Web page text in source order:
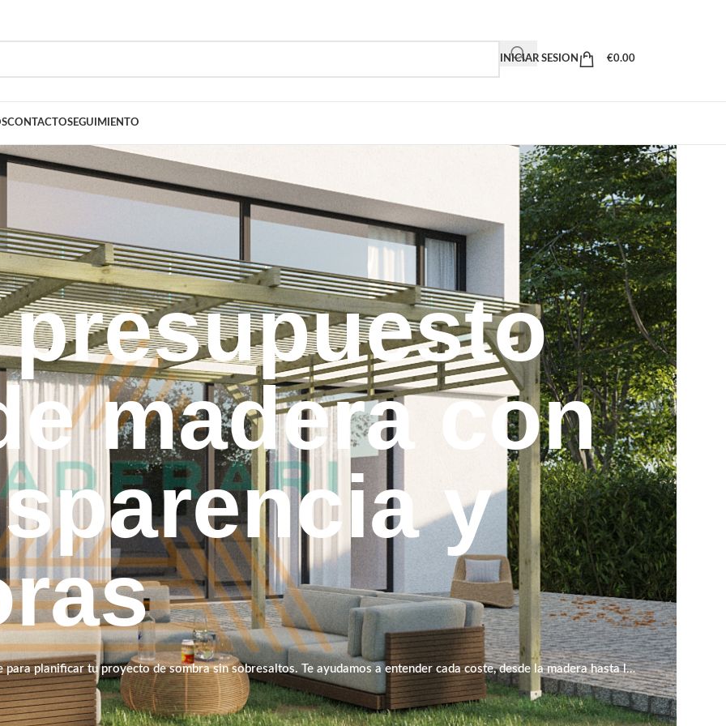
INICIAR SESION €0.00
CONTACTOSEGUIMIENTO
madera con
y
planificar tu proyecto de sombra sin sobresaltos. Te ayudamos a entender cada coste, desde la madera hasta la
lo que pagas y lo que recibes.